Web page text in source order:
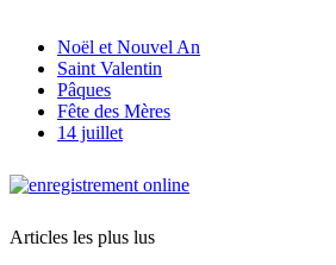
Noël et Nouvel An
Saint Valentin
Pâques
Fête des Mères
14 juillet
Articles les plus lus